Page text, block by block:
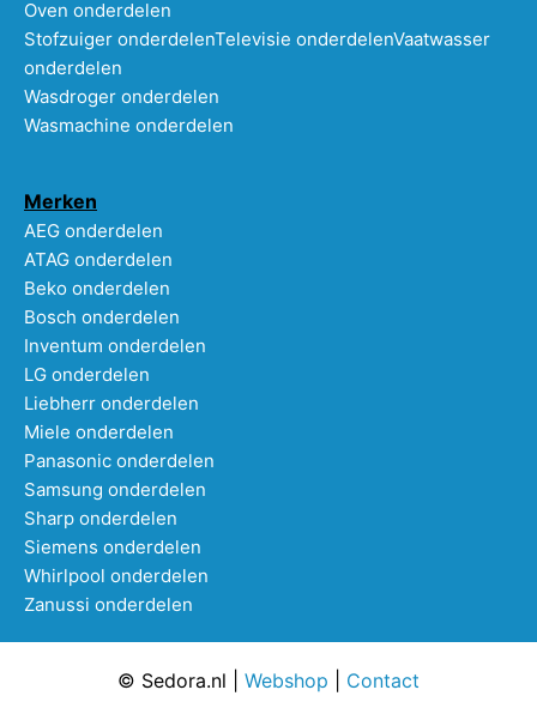
Oven onderdelen
Stofzuiger onderdelenTelevisie onderdelenVaatwasser
onderdelen
Wasdroger onderdelen
Wasmachine onderdelen
Merken
AEG onderdelen
ATAG onderdelen
Beko onderdelen
Bosch onderdelen
Inventum onderdelen
LG onderdelen
Liebherr onderdelen
Miele onderdelen
Panasonic onderdelen
Samsung onderdelen
Sharp onderdelen
Siemens onderdelen
Whirlpool onderdelen
Zanussi onderdelen
© Sedora.nl | Webshop Contact